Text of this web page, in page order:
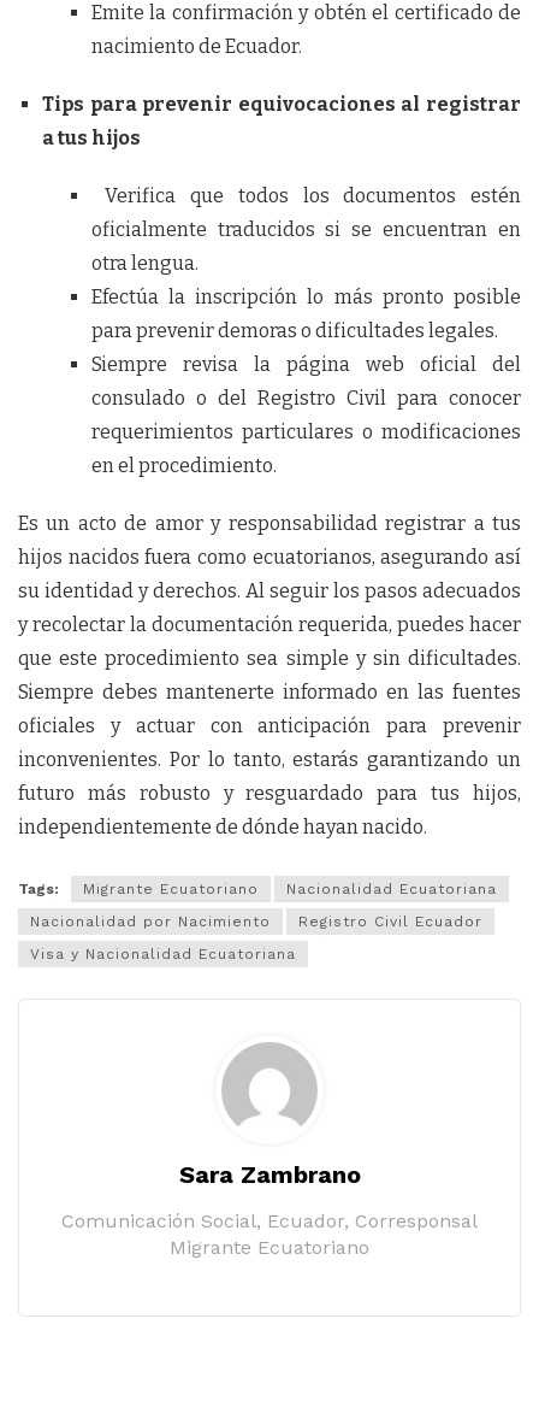
Emite la confirmación y obtén el certificado de
nacimiento de Ecuador.
Tips para prevenir equivocaciones al registrar
a tus hijos
Verifica que todos los documentos estén
oficialmente traducidos si se encuentran en
otra lengua.
Efectúa la inscripción lo más pronto posible
para prevenir demoras o dificultades legales.
Siempre revisa la página web oficial del
consulado o del Registro Civil para conocer
requerimientos particulares o modificaciones
en el procedimiento.
Es un acto de amor y responsabilidad registrar a tus
hijos nacidos fuera como ecuatorianos, asegurando así
su identidad y derechos. Al seguir los pasos adecuados
y recolectar la documentación requerida, puedes hacer
que este procedimiento sea simple y sin dificultades.
Siempre debes mantenerte informado en las fuentes
oficiales y actuar con anticipación para prevenir
inconvenientes. Por lo tanto, estarás garantizando un
futuro más robusto y resguardado para tus hijos,
independientemente de dónde hayan nacido.
Tags: Migrante Ecuatoriano
Nacionalidad Ecuatoriana
Nacionalidad por Nacimiento
Registro Civil Ecuador
Visa y Nacionalidad Ecuatoriana
Sara Zambrano
Comunicación Social, Ecuador, Corresponsal
Migrante Ecuatoriano